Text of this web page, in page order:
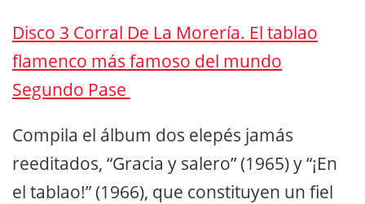
Disco 3 Corral De La Morería. El tablao
flamenco más famoso del mundo
Segundo Pase
Compila el álbum dos elepés jamás
reeditados, “Gracia y salero” (1965) y “¡En
el tablao!” (1966), que constituyen un fiel